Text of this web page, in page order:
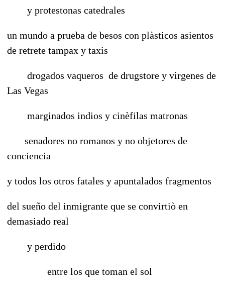
y protestonas catedrales
un mundo a prueba de besos con plàsticos asientos
de retrete tampax y taxis
drogados vaqueros de drugstore y vìrgenes de
Las Vegas
marginados indios y cinèfilas matronas
senadores no romanos y no objetores de
conciencia
y todos los otros fatales y apuntalados fragmentos
del sueño del inmigrante que se convirtiò en
demasiado real
y perdido
entre los que toman el sol